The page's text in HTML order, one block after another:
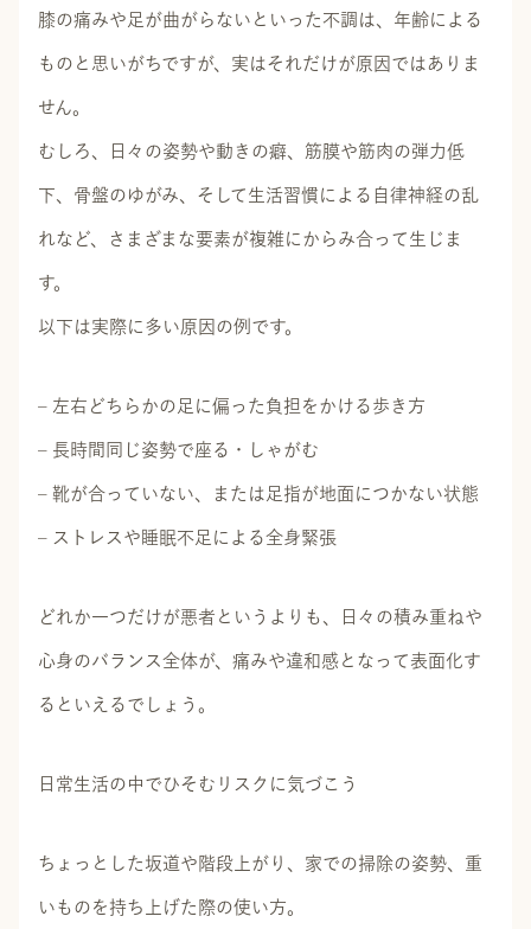
膝の痛みや足が曲がらないといった不調は、年齢による
ものと思いがちですが、実はそれだけが原因ではありま
せん。
むしろ、日々の姿勢や動きの癖、筋膜や筋肉の弾力低
下、骨盤のゆがみ、そして生活習慣による自律神経の乱
れなど、さまざまな要素が複雑にからみ合って生じま
す。
以下は実際に多い原因の例です。
– 左右どちらかの足に偏った負担をかける歩き方
– 長時間同じ姿勢で座る・しゃがむ
– 靴が合っていない、または足指が地面につかない状態
– ストレスや睡眠不足による全身緊張
どれか一つだけが悪者というよりも、日々の積み重ねや
心身のバランス全体が、痛みや違和感となって表面化す
るといえるでしょう。
日常生活の中でひそむリスクに気づこう
ちょっとした坂道や階段上がり、家での掃除の姿勢、重
いものを持ち上げた際の使い方。